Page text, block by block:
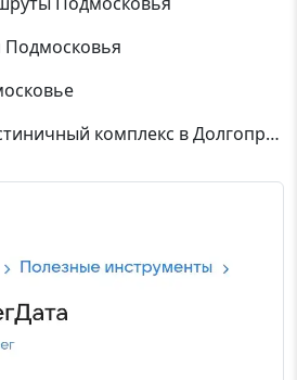
«Физтехленд»: Гостиничный комплекс в Долгопрудном